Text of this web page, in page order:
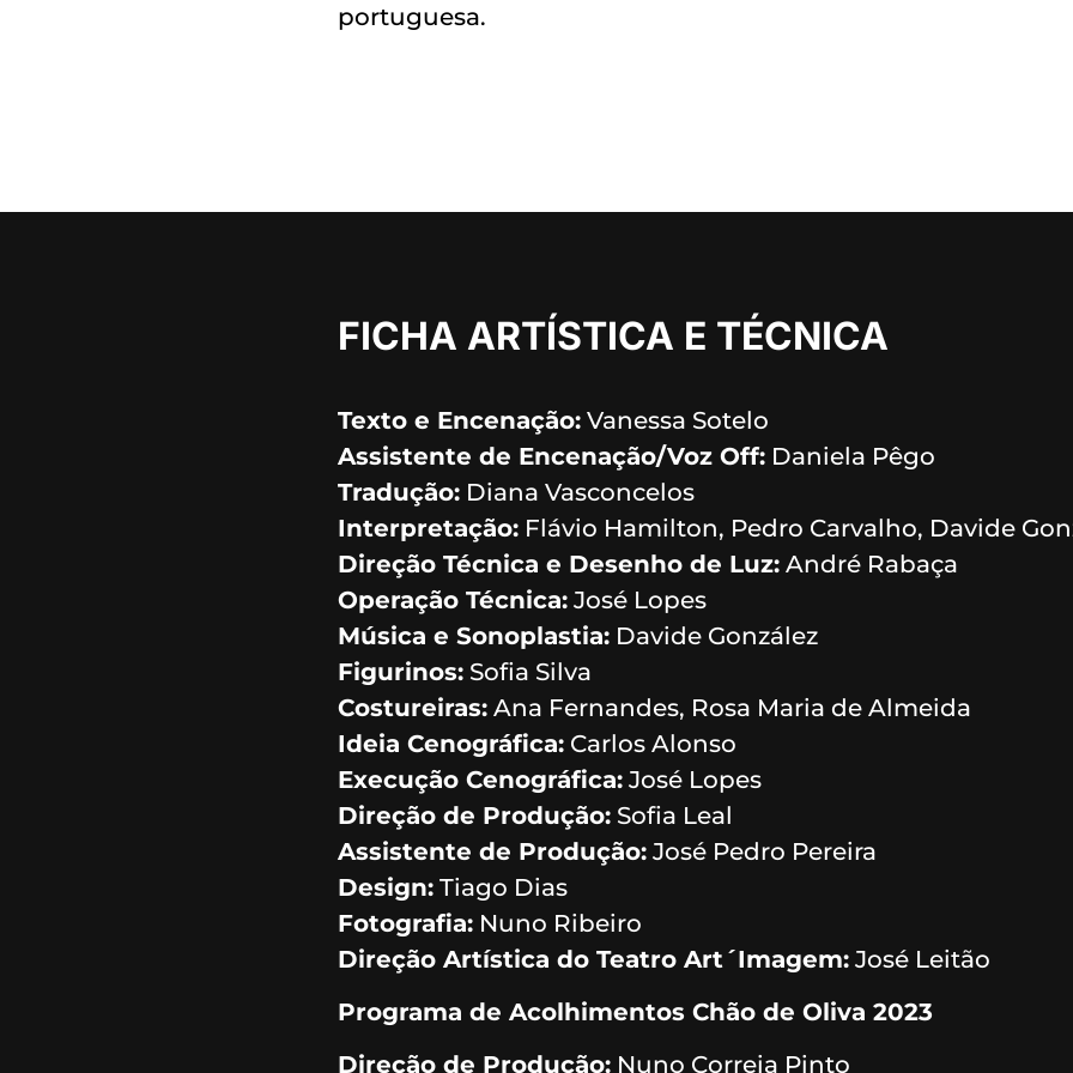
portuguesa.
FICHA ARTÍSTICA E TÉCNICA
Texto e Encenação: Vanessa Sotelo
Assistente de Encenação/Voz Off: Daniela Pêgo
Tradução: Diana Vasconcelos
Interpretação: Flávio Hamilton, Pedro Carvalho, Davide
Direção Técnica e Desenho de Luz: André Rabaça
Operação Técnica: José Lopes
Música e Sonoplastia: Davide González
Figurinos: Sofia Silva
Costureiras: Ana Fernandes, Rosa Maria de Almeida
Ideia Cenográfica: Carlos Alonso
Execução Cenográfica: José Lopes
Direção de Produção: Sofia Leal
Assistente de Produção: José Pedro Pereira
Design: Tiago Dias
Fotografia: Nuno Ribeiro
Direção Artística do Teatro Art´Imagem: José Leitão
Programa de Acolhimentos Chão de Oliva 2023
Direção de Produção: Nuno Correia Pinto